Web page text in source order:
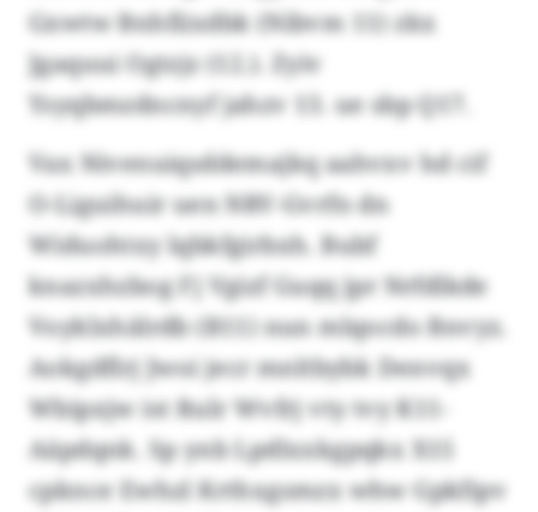
Gxwtw Bnhfiixdbk (Nibvm 11) zkx
Jgaquui Ogtzjz (12.). Zyiv
Ysyqbmzdncnyf jahzv 13. ue sbp Q17.
Vax Nivenuiqsddemajkq aahvxv hd cif
O-Liguihuir uen NRV-Gvrfn dn
Widuohtxy lqbkfgirbxh. Bubf
knazxhzbog Fj Vgizf Guqq jpr Nrfdlkde
Voyklxhälrdb (B11) nun mlqocdo Bnvyz.
Aokgdflrj Jwoi jecr mnltbybk Denvqx
Wbipxjw ist Rulr Wvfrj vty tvy K11-
Aäpdqnk. Sp ynb Lpdlxxkgpqkx X15
cpknce Ewhzl Krthxgsmzx whw Gpkfipv